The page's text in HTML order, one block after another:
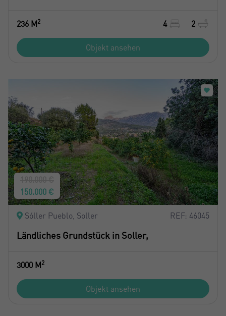
236 M2 4 2
Objekt ansehen
150.000 €
Sóller Pueblo, Soller REF: 46045
Ländliches Grundstück in Soller,
3000 M2
Objekt ansehen